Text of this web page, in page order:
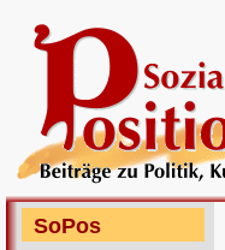
SoPos